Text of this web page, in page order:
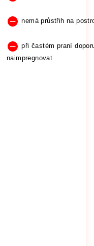
nemá průstřih na
při častém praní
naimpregnovat